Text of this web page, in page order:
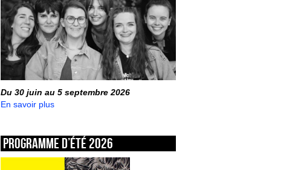
Du 30 juin au 5 septembre 2026
En savoir plus
Programme d’été 2026